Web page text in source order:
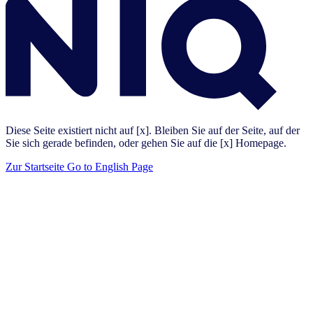
Diese Seite existiert nicht auf [x]. Bleiben Sie auf der Seite, auf der
Sie sich gerade befinden, oder gehen Sie auf die [x] Homepage.
Zur Startseite Go to English Page